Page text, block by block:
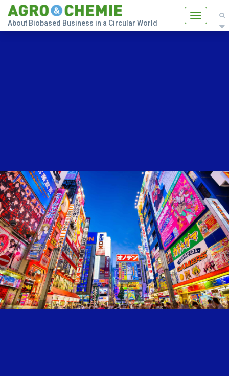
Toggle
About Biobased Business in a Circular World